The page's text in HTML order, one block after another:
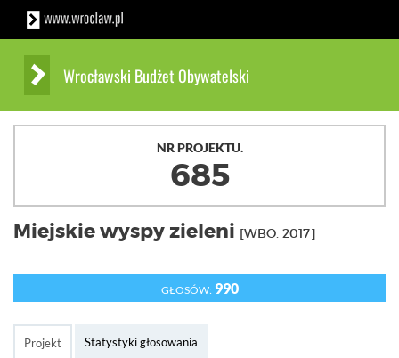
Wrocławski Budżet Obywatelski
NR PROJEKTU.
685
Miejskie wyspy zieleni [WBO. 2017]
GŁOSÓW:990
Projekt Statystyki głosowania